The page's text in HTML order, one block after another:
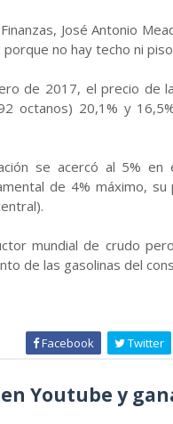
José Antonio
no hay techo ni
de 2017, el precio de
octanos) 20,1% y
se acercó al 5%
de 4% máximo,
mundial de crudo
de las gasolinas del
Facebook Twitter
Youtube y